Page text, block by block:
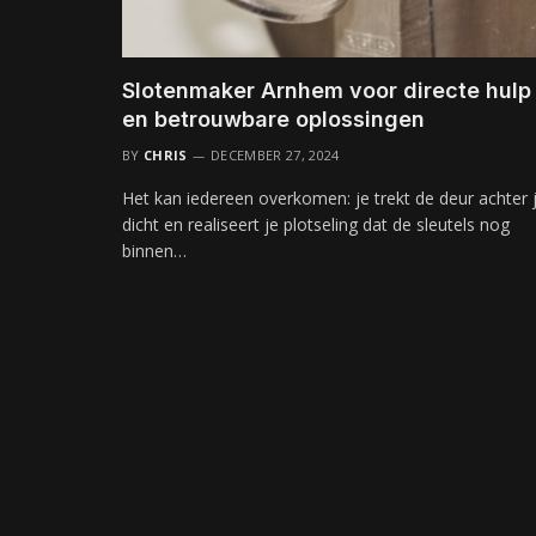
Slotenmaker Arnhem voor directe hulp
en betrouwbare oplossingen
BY CHRIS DECEMBER 27, 2024
Het kan iedereen overkomen: je trekt de deur achter
dicht en realiseert je plotseling dat de sleutels nog
binnen…